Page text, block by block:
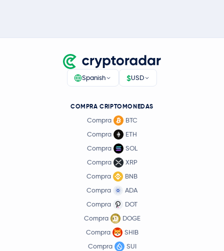
Spanish $USD
COMPRA CRIPTOMONEDAS
Compra
BTC
Compra
ETH
Compra
SOL
Compra
XRP
Compra
BNB
Compra
ADA
Compra
DOT
Compra
DOGE
Compra
SHIB
Compra
SUI